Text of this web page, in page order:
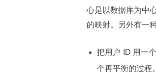
心是以数据库为中
的映射。另外有一
把用户 ID 用一
个再平衡的过程